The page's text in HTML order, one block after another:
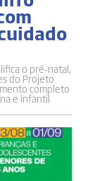
o pré-natal,
do Projeto
completo
e infantil